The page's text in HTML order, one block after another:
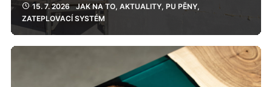
15. 7. 2026 JAK NA TO, AKTUALITY, PU PĚNY,
ZATEPLOVACÍ SYSTÉM